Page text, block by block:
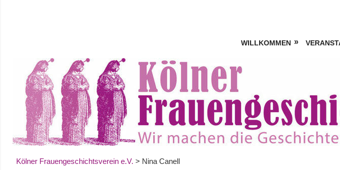
WILLKOMMEN
Kölner Frauengeschichtsverein e.V. > Nina Canell